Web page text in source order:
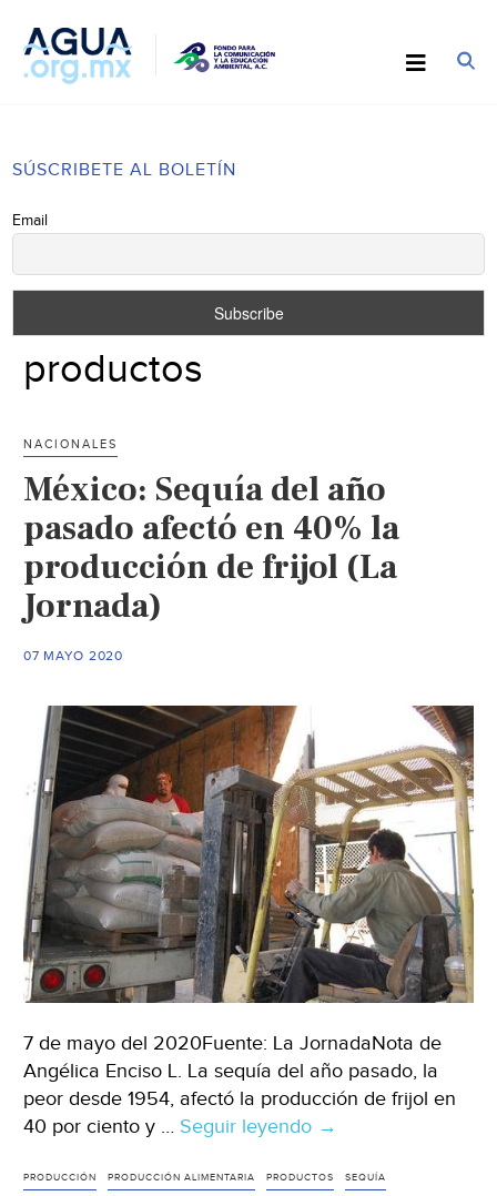
SÚSCRIBETE AL BOLETÍN
Email
productos
NACIONALES
México: Sequía del año
pasado afectó en 40% la
producción de frijol (La
Jornada)
07 MAYO 2020
7 de mayo del 2020Fuente: La JornadaNota de
Angélica Enciso L. La sequía del año pasado, la
peor desde 1954, afectó la producción de frijol en
40 por ciento y … Seguir leyendo México:
del
→
PRODUCCIÓN PRODUCCIÓN ALIMENTARIA PRODUCTOS SEQUÍA